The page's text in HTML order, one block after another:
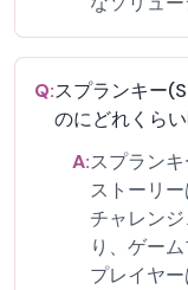
Q:スプランキー
のにどれくら
A:スプラン
ストーリ
チャレン
り、ゲー
プレイヤ